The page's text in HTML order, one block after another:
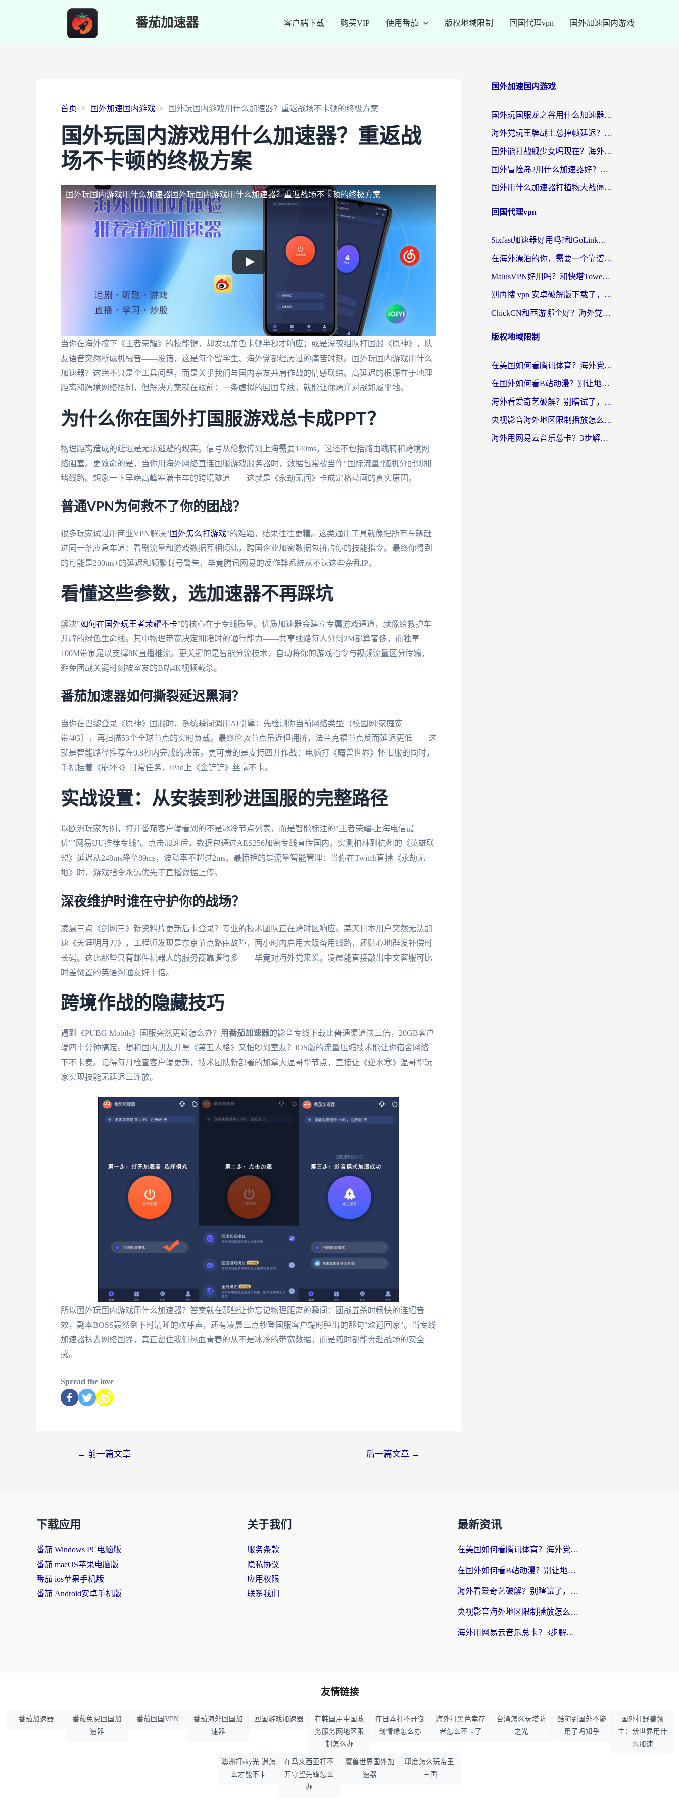
番茄加速器 客户端下载 购买VIP 使用番茄 版权地域限制 回国代理vpn 国外加速国内游戏
首页 国外加速国内游戏 国外玩国内游戏用什么加速器？重返战场不卡顿的终极方案
国外玩国内游戏用什么加速器？重返战
场不卡顿的终极方案
国外玩国内游戏用什么加速器国外玩国内游戏用什么加速器？重返战场不卡顿的终极方案
当你在海外按下《王者荣耀》的技能键，却发现角色卡顿半秒才响应；或是深夜组队打国服《原神》，队
友语音突然断成机械音——没错，这是每个留学生、海外党都经历过的痛苦时刻。国外玩国内游戏用什么
加速器？这绝不只是个工具问题，而是关乎我们与国内亲友并肩作战的情感联结。高延迟的根源在于地理
距离和跨境网络限制，但解决方案就在眼前：一条虚拟的回国专线，就能让你跨洋对战如履平地。
为什么你在国外打国服游戏总卡成PPT？
物理距离造成的延迟是无法逃避的现实。信号从伦敦传到上海需要140ms，这还不包括路由跳转和跨境网
络阻塞。更致命的是，当你用海外网络直连国服游戏服务器时，数据包常被当作"国际流量"随机分配到拥
堵线路。想象一下早晚高峰塞满卡车的跨境隧道——这就是《永劫无间》卡成定格动画的真实原因。
普通VPN为何救不了你的团战？
很多玩家试过用商业VPN解决" 国外怎么打游戏"的难题，结果往往更糟。这类通用工具就像把所有车辆赶
进同一条应急车道：看剧流量和游戏数据互相倾轧，跨国企业加密数据包挤占你的技能指令。最终你得到
的可能是200ms+的延迟和频繁封号警告，毕竟腾讯网易的反作弊系统从不认这些杂乱IP。
看懂这些参数，选加速器不再踩坑
解决"如何在国外玩王者荣耀不卡"的核心在于专线质量。优质加速器会建立专属游戏通道，就像给救护车
开辟的绿色生命线。其中物理带宽决定拥堵时的通行能力——共享线路每人分到2M都算奢侈，而独享
100M带宽足以支撑8K直播推流。更关键的是智能分流技术，自动将你的游戏指令与视频流量区分传输，
避免团战关键时刻被室友的B站4K视频截杀。
番茄加速器如何撕裂延迟黑洞？
当你在巴黎登录《原神》国服时，系统瞬间调用AI引擎：先检测你当前网络类型（校园网/家庭宽
带/4G），再扫描53个全球节点的实时负载。最终伦敦节点虽近但拥挤，法兰克福节点反而延迟更低——这
就是智能路径推荐在0.8秒内完成的决策。更可贵的是支持四开作战：电脑打《魔兽世界》怀旧服的同时，
手机挂着《崩坏3》日常任务，iPad上《金铲铲》丝毫不卡。
实战设置：从安装到秒进国服的完整路径
以欧洲玩家为例，打开番茄客户端看到的不是冰冷节点列表，而是智能标注的"王者荣耀-上海电信最
优""网易UU推荐专线"。点击加速后，数据包通过AES256加密专线直传国内。实测柏林到杭州的《英雄联
盟》延迟从248ms降至89ms，波动率不超过2ms。最惊艳的是流量智能管理：当你在Twitch直播《永劫无
地》时，游戏指令永远优先于直播数据上传。
深夜维护时谁在守护你的战场？
凌晨三点《剑网三》新资料片更新后卡登录？专业的技术团队正在跨时区响应。某天日本用户突然无法加
速《天涯明月刀》，工程师发现是东京节点路由故障，两小时内启用大阪备用线路，还贴心地群发补偿时
长码。这比那些只有邮件机器人的服务商靠谱得多——毕竟对海外党来说，凌晨能直接敲出中文客服可比
时差倒置的英语沟通友好十倍。
跨境作战的隐藏技巧
遇到《PUBG Mobile》国服突然更新怎么办？用番茄加速器的影音专线下载比普通渠道快三倍，20GB客户
端四十分钟搞定。想和国内朋友开黑《第五人格》又怕吵到室友？iOS版的流量压缩技术能让你宿舍网络
下不卡麦。记得每月检查客户端更新，技术团队新部署的加拿大温哥华节点，直接让《逆水寒》温哥华玩
家实现技能无延迟三连放。
所以国外玩国内游戏用什么加速器？答案就在那些让你忘记物理距离的瞬间：团战五杀时畅快的连招音
效，副本BOSS轰然倒下时清晰的欢呼声，还有凌晨三点秒登国服客户端时弹出的那句"欢迎回家"。当专线
加速器抹去网络国界，真正留住我们热血青春的从不是冰冷的带宽数据，而是随时都能奔赴战场的安全
感。
Spread the love
← 前一篇文章 后一篇文章 →
国外加速国内游戏
国外玩国服龙之谷用什么加速器最好？一份给海外游子的终极指南
海外党玩王牌战士总掉帧延迟？这份王牌战士延迟加速器终极指南救你命
国外能打战舰少女吗现在？海外玩家的国服游戏加速终极指南
国外冒险岛2用什么加速器好？海外党国服游戏畅玩全攻略（附鸣潮哈利波特加速技巧）
国外用什么加速器打植物大战僵尸好？海外党国服游戏加速终极指南
回国代理vpn
Sixfast加速器好用吗?和GoLink加速器对比哪个回国效果更好?海外党亲测实用指南
在海外漂泊的你，需要一个靠谱的“回国机场”
MalusVPN好用吗？和快塔TowerFastVPN对比哪个回国效果更好？海外党亲测实用指南
别再搜 vpn 安卓破解版下载了，海外党回国上网的正确姿势在这里
ChickCN和西游哪个好？海外党2026亲测回国加速器选择指南（附expressvpn中国对比）
版权地域限制
在美国如何看腾讯体育？海外党解锁NBA欧洲杯直播的终极攻略
在国外如何看B站动漫？别让地区限制打断你的追番节奏
海外看爱奇艺破解？别瞎试了，这才是留学生华人追剧看球的正确打开方式
央视影音海外地区限制播放怎么办？海外党亲测有效的回国加速指南
海外用网易云音乐总卡？3步解决版权限制+卡顿，还能听喜马拉雅！
下载应用
番茄 Windows PC电脑版
番茄 macOS苹果电脑版
番茄 ios苹果手机版
番茄 Android安卓手机版
关于我们
服务条款
隐私协议
应用权限
联系我们
最新资讯
在美国如何看腾讯体育？海外党解锁NBA欧洲杯直播的终极攻略
在国外如何看B站动漫？别让地区限制打断你的追番节奏
海外看爱奇艺破解？别瞎试了，这才是留学生华人追剧看球的正确打开方式
央视影音海外地区限制播放怎么办？海外党亲测有效的回国加速指南
海外用网易云音乐总卡？3步解决版权限制+卡顿，还能听喜马拉雅！
友情链接
番茄加速器
番茄免费回国加
速器
番茄回国VPN
番茄海外回国加
速器
回国游戏加速器
在韩国用中国政
务服务网地区限
制怎么办
在日本打不开御
剑情缘怎么办
海外打黑色幸存
者怎么不卡了
台湾怎么玩塔防
之光
酷狗到国外不能
用了吗知乎
国外打野兽领
主：新世界用什
么加速
澳洲打sky光·遇怎
么才能不卡
在马来西亚打不
开守望先锋怎么
办
魔兽世界国外加
速器
印度怎么玩帝王·
三国